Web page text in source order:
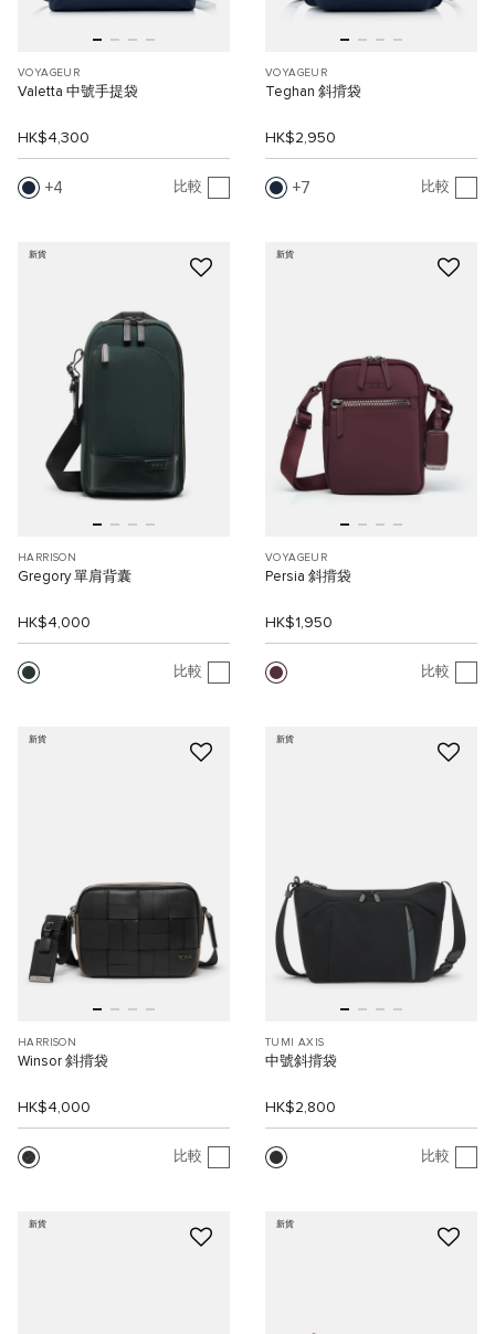
VOYAGEUR
Valetta 中號手提袋
HK$4,300
4 比較
VOYAGEUR
Teghan 斜揹袋
HK$2,950
7 比較
新貨
HARRISON
Gregory 單肩背囊
HK$4,000
比較
新貨
VOYAGEUR
Persia 斜揹袋
HK$1,950
比較
新貨
HARRISON
Winsor 斜揹袋
HK$4,000
比較
新貨
TUMI AXIS
中號斜揹袋
HK$2,800
比較
新貨 新貨